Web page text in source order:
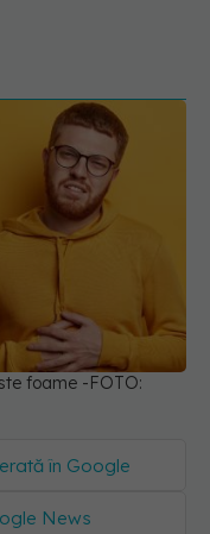
foame -FOTO:
în Google
News